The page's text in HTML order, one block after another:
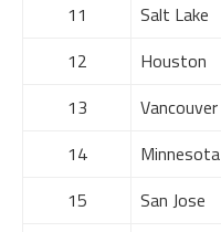
11
Salt Lake
12
Houston
13
Vancouver
14
Minnesota
15
San Jose